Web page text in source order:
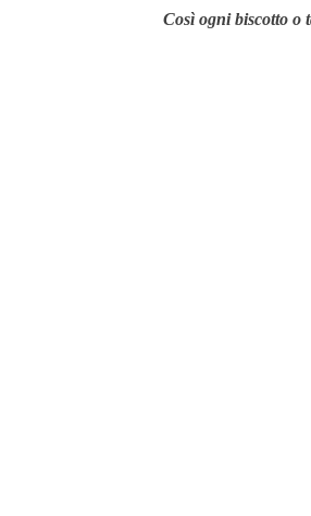
Così ogni biscotto o